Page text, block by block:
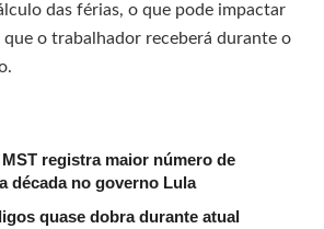
das férias, o que pode impactar
o trabalhador receberá durante o
registra maior número de
década no governo Lula
quase dobra durante atual